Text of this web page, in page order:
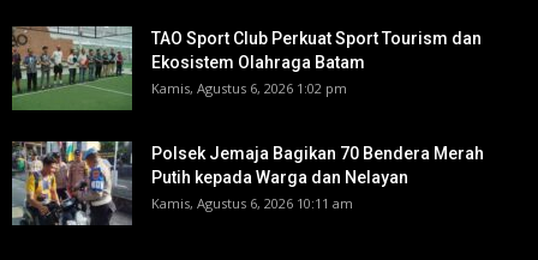
TAO Sport Club Perkuat Sport Tourism dan
Ekosistem Olahraga Batam
Kamis, Agustus 6, 2026 1:02 pm
Polsek Jemaja Bagikan 70 Bendera Merah
Putih kepada Warga dan Nelayan
Kamis, Agustus 6, 2026 10:11 am